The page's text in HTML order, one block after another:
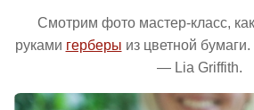
Смотрим фото мастер-класс,
руками герберы из цветной
— Lia Griffith.